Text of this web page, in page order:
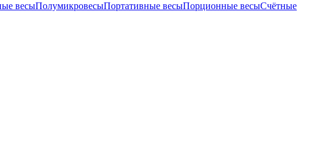
весыПолумикровесыПортативные весыПорционные весыСчётные